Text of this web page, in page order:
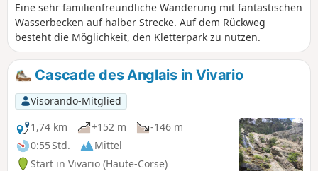
Eine sehr familienfreundliche Wanderung mit fantastischen
Wasserbecken auf halber Strecke. Auf dem Rückweg
besteht die Möglichkeit, den Kletterpark zu nutzen.
Cascade des Anglais in Vivario
Visorando-Mitglied
1,74 km
+152 m
-146 m
0:55 Std.
Mittel
Start in Vivario (Haute-Corse)